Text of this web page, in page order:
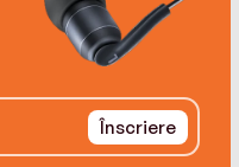
Confesiunea
Anii.
Înscriere